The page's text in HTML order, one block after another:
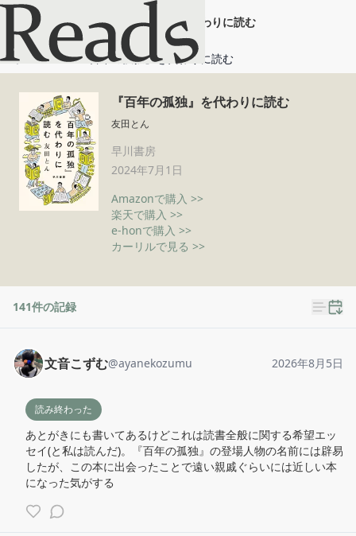
『百年の孤独』を代わりに読む
ホーム 『百年の孤独』を代わりに読む
『百年の孤独』を代わりに読む
友田とん
早川書房
2024年7月1日
Amazonで購入 >>
楽天で購入 >>
e-honで購入 >>
カーリルで見る >>
141件の記録
文音こずむ@ayanekozumu 2026年8月5日
読み終わった
あとがきにも書いてあるけどこれは読書全般に関する希望エッ
セイ(と私は読んだ)。『百年の孤独』の登場人物の名前には辟易
したが、この本に出会ったことで遠い親戚ぐらいには近しい本
になった気がする